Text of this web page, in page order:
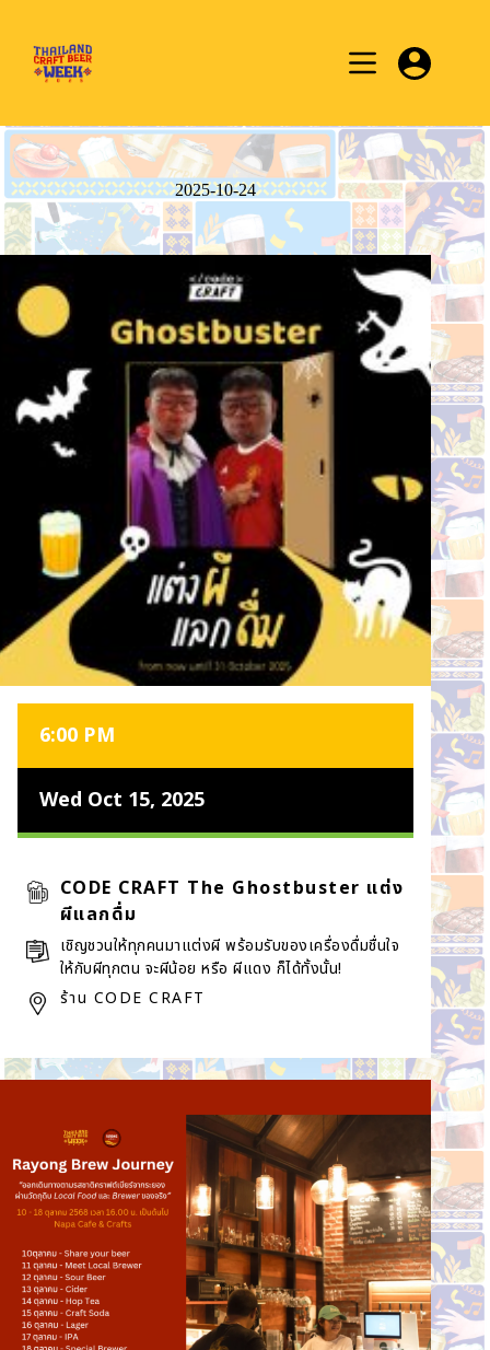
content
2025-10-24
6:00 PM
Wed Oct 15, 2025
CODE CRAFT The Ghostbuster แต่ง
ผีแลกดื่ม
เชิญชวนให้ทุกคนมาแต่งผี พร้อมรับของเครื่องดื่มชื่นใจ
ให้กับผีทุกตน จะผีน้อย หรือ ผีแดง ก็ได้ทั้งนั้น!
ร้าน CODE CRAFT